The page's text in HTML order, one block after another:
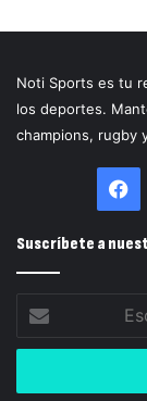
Noti Sports es tu
los deportes.
champions, rugby
Suscríbete a
correo